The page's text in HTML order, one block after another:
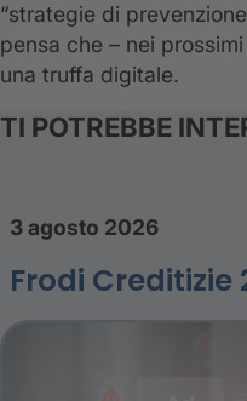
“strategie di
pensa che – nei
una truffa digitale.
TI POTREBBE
3 agosto 2026
Frodi Creditizie